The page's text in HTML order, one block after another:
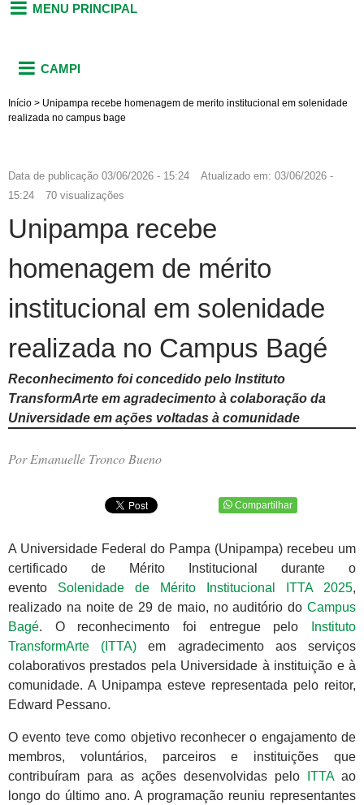
MENU PRINCIPAL
CAMPI
Início > Unipampa recebe homenagem de merito institucional em solenidade
realizada no campus bage
Data de publicação 03/06/2026 - 15:24 Atualizado em: 03/06/2026 -
15:24
70 visualizações
Unipampa recebe
homenagem de mérito
institucional em solenidade
realizada no Campus Bagé
Reconhecimento foi concedido pelo Instituto
TransformArte em agradecimento à colaboração da
Universidade em ações voltadas à comunidade
Por Emanuelle Tronco Bueno
Compartilhar
A Universidade Federal do Pampa (Unipampa) recebeu um
certificado de Mérito Institucional durante o
evento Solenidade de Mérito Institucional ITTA 2025,
realizado na noite de 29 de maio, no auditório do Campus
Bagé. O reconhecimento foi entregue pelo
Instituto
TransformArte (ITTA) em agradecimento aos serviços
colaborativos prestados pela Universidade à instituição e à
comunidade. A Unipampa esteve representada pelo reitor,
Edward Pessano.
O evento teve como objetivo reconhecer o engajamento de
membros, voluntários, parceiros e instituições que
contribuíram para as ações desenvolvidas pelo
ITTAao
longo do último ano. A programação reuniu representantes